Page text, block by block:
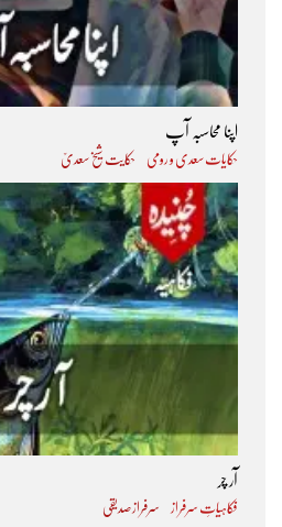
اپنا محاسبہ آپ
حکایات سعدی و رومی حکایت شیخ سعدیؒ
آر چر
فکاہیاتِ سرفراز سرفراز صدیقی